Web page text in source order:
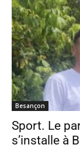
Besançon
Sport. Le
s’installe à